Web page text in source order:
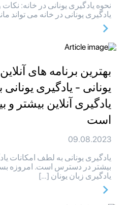
نحوه یادگیری یونانی در خانه:
یادگیری یونانی در خانه می تواند
بهترین برنامه های
یونانی - یادگیری
یادگیری آنلاین بیشتر
است
09.08.2023
یادگیری یونانی به لطف امکانات
بیشتر در دسترس است. امروزه
یادگیری زبان یونان […]